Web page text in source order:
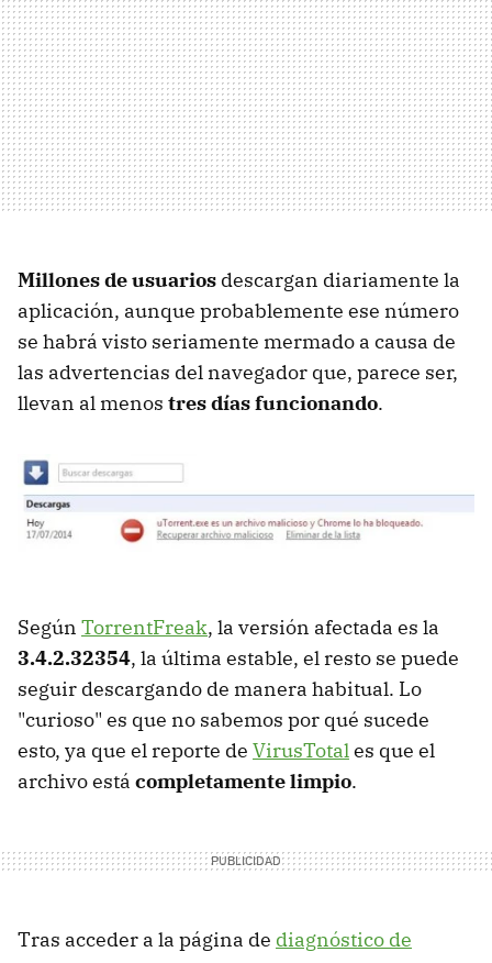
Millones de usuarios descargan diariamente la
aplicación, aunque probablemente ese número
se habrá visto seriamente mermado a causa de
las advertencias del navegador que, parece ser,
llevan al menos tres días funcionando.
Según TorrentFreak, la versión afectada es la
3.4.2.32354, la última estable, el resto se puede
seguir descargando de manera habitual. Lo
"curioso" es que no sabemos por qué sucede
esto, ya que el reporte de VirusTotales que el
archivo está completamente limpio.
Tras acceder a la página de diagnóstico de